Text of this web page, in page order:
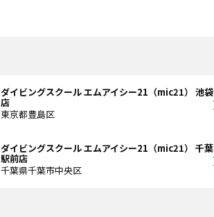
ダイビングスクール エムアイシー21（mic21） 池袋
店
東京都豊島区
ダイビングスクール エムアイシー21（mic21） 千葉
駅前店
千葉県千葉市中央区